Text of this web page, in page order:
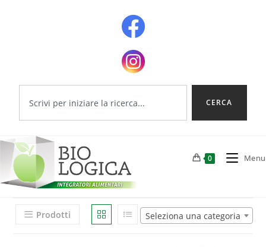
CERCA
0 Menu
Seleziona una categoria
Prodotti